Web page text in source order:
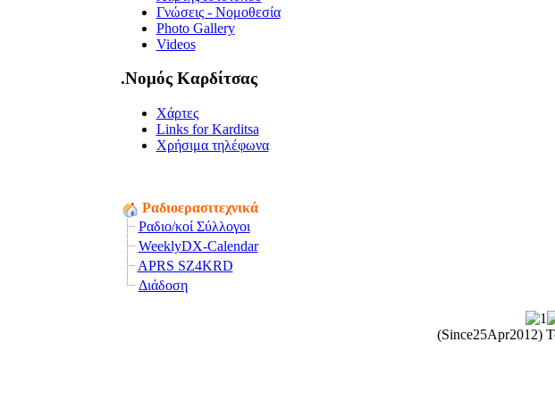
Γνώσεις - Νομοθεσία
Photo Gallery
Videos
.Νομός Καρδίτσας
Χάρτες
Links for Karditsa
Χρήσιμα τηλέφωνα
Ραδιοερασιτεχνικά
Ραδιο/κοί Σύλλογοι
WeeklyDX-Calendar
APRS SZ4KRD
Διάδοση
(Since25Apr2012)